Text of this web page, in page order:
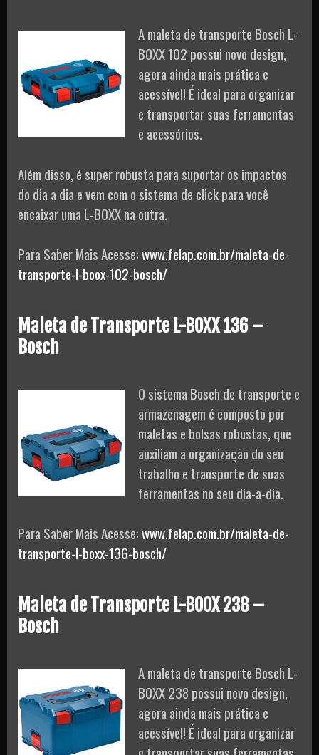
A maleta de transporte Bosch L-
BOXX 102 possui novo design,
agora ainda mais prática e
acessível! É ideal para organizar
e transportar suas ferramentas
e acessórios.
Além disso, é super robusta para suportar os impactos
do dia a dia e vem com o sistema de click para você
encaixar uma L-BOXX na outra.
Para Saber Mais Acesse:www.felap.com.br/maleta-de-
transporte-l-boox-102-bosch/
Maleta de Transporte L-BOXX 136 –
Bosch
O sistema Bosch de transporte e
armazenagem é composto por
maletas e bolsas robustas, que
auxiliam a organização do seu
trabalho e transporte de suas
ferramentas no seu dia-a-dia.
Para Saber Mais Acesse:www.felap.com.br/maleta-de-
transporte-l-boxx-136-bosch/
Maleta de Transporte L-BOOX 238 –
Bosch
A maleta de transporte Bosch L-
BOXX 238 possui novo design,
agora ainda mais prática e
acessível! É ideal para organizar